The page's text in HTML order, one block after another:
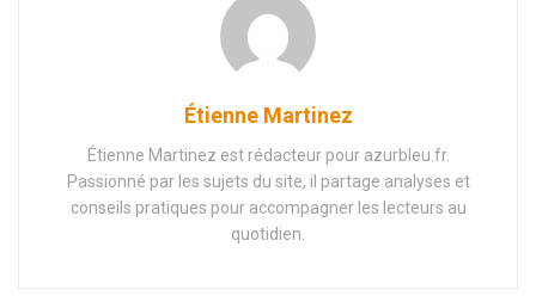
Étienne Martinez
Étienne Martinez est rédacteur pour azurbleu.fr.
Passionné par les sujets du site, il partage analyses et
conseils pratiques pour accompagner les lecteurs au
quotidien.